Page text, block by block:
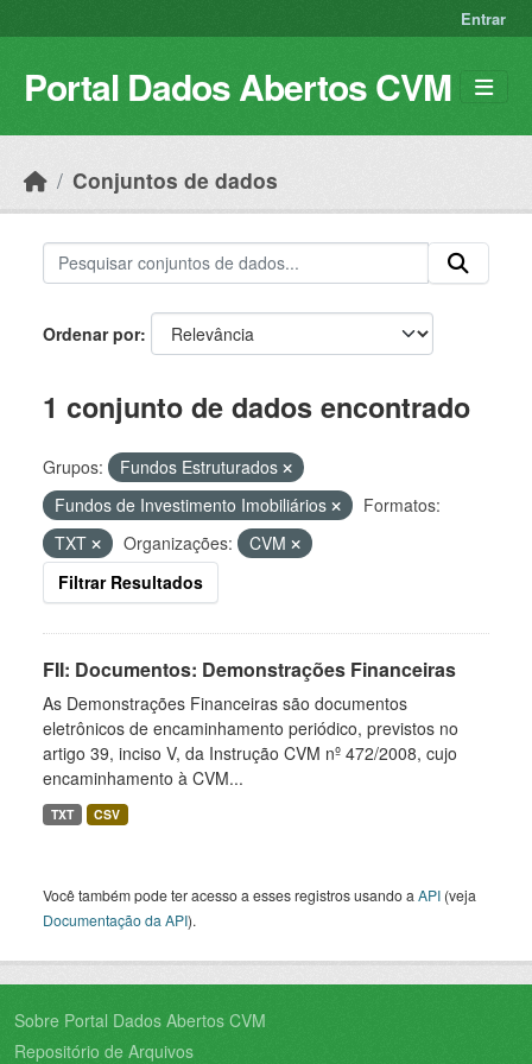
Entrar
Portal Dados Abertos CVM
Conjuntos de dados
Ordenar por
1 conjunto de dados encontrado
Grupos:
Fundos Estruturados
Fundos de Investimento Imobiliários
Formatos:
TXT
Organizações:
CVM
Filtrar Resultados
FII: Documentos: Demonstrações Financeiras
As Demonstrações Financeiras são documentos
eletrônicos de encaminhamento periódico, previstos no
artigo 39, inciso V, da Instrução CVM nº 472/2008, cujo
encaminhamento à CVM...
TXT CSV
Você também pode ter acesso a esses registros usando a API (veja
Documentação da API).
Sobre Portal Dados Abertos CVM
Repositório de Arquivos